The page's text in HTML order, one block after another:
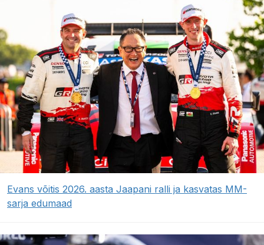
Evans võitis 2026. aasta Jaapani ralli ja kasvatas MM-
sarja edumaad